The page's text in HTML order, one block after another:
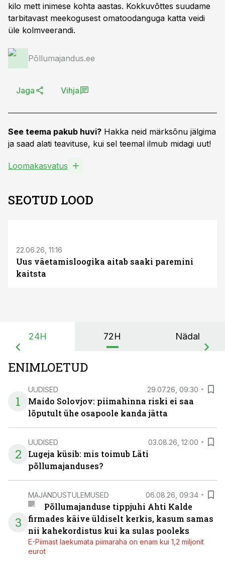
kilo mett inimese kohta aastas. Kokkuvõttes suudame
tarbitavast meekogusest omatoodanguga katta veidi
üle kolmveerandi.
Põllumajandus.ee
Jaga Vihja
See teema pakub huvi? Hakka neid märksõnu jälgima
ja saad alati teavituse, kui sel teemal ilmub midagi uut!
Loomakasvatus
SEOTUD LOOD
22.06.26, 11:16
Uus väetamisloogika aitab saaki paremini
kaitsta
24H 72H Nädal
ENIMLOETUD
1
UUDISED 29.07.26, 09:30
Maido Solovjov: piimahinna riski ei saa
lõputult ühe osapoole kanda jätta
2
UUDISED 03.08.26, 12:00
Lugeja küsib: mis toimub Läti
põllumajanduses?
3
MAJANDUSTULEMUSED 06.08.26, 09:34
Põllumajanduse tippjuhi Ahti Kalde
firmades käive üldiselt kerkis, kasum samas
nii kahekordistus kui ka sulas pooleks
E-Piimast laekumata piimaraha on enam kui 1,2 miljonit
eurot